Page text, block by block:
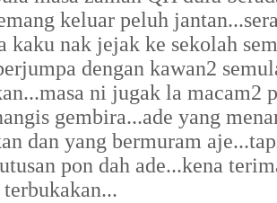
keluar peluh
kaku nak jejak ke sekolah
dengan kawan2
ni jugak la macam2
gembira...ade yang
dan yang bermuram
pon dah ade...kena